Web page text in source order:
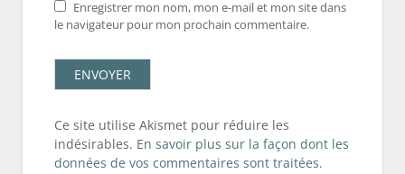
Enregistrer mon nom, mon e-mail et mon site dans
le navigateur pour mon prochain commentaire.
Ce site utilise Akismet pour réduire les
indésirables. En savoir plus sur la façon dont les
données de vos commentaires sont traitées.